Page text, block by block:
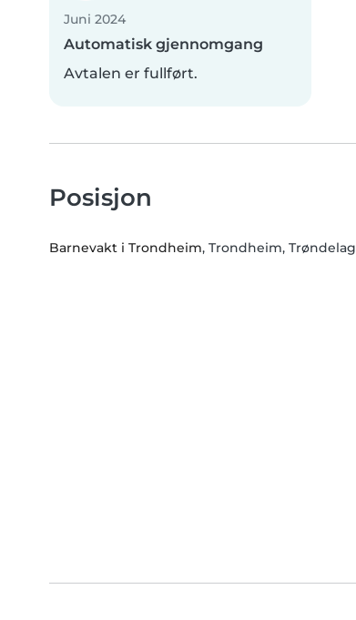
Juni 2024
Automatisk gjennomgang
Avtalen er fullført.
Posisjon
Barnevakt i Trondheim, Trondheim, Trøndelag